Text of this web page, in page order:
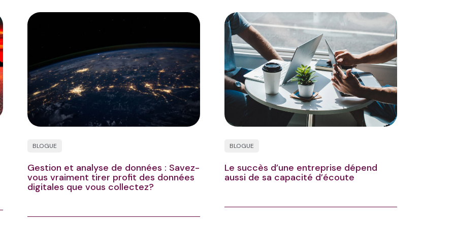
BLOGUE
Gestion et analyse de données : Savez-
vous vraiment tirer profit des données
digitales que vous collectez?
BLOGUE
Le succès d’une entreprise dépend
aussi de sa capacité d’écoute